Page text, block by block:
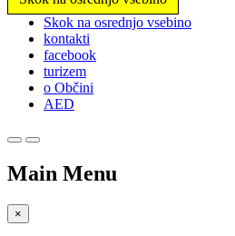
Prosimo,
upoštevajte:
spletno
mesto
vključuje
sistem
Skok na osrednjo vsebino
kontakti
facebook
turizem
o Občini
AED
Main Menu
×